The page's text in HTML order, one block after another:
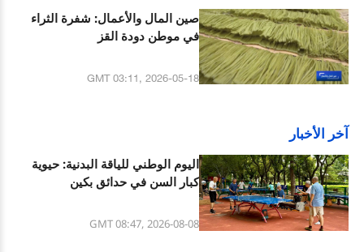
صين المال والأعمال: شفرة الثراء
في موطن دودة القز
GMT 03:11, 2026-05-18
آخر الأخبار
اليوم الوطني للياقة البدنية: حيوية
كبار السن في حدائق بكين
GMT 08:47, 2026-08-08